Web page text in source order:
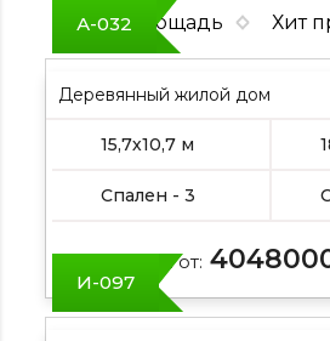
Площадь
Хит
А-032
Деревянный жилой дом
15,7х10,7 м
Спален - 3
Цена от:
И-097